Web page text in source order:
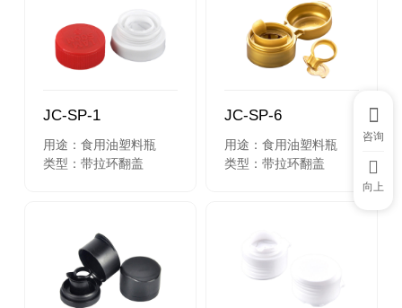
JC-SP-1
用途：食用油塑料瓶
类型：带拉环翻盖
JC-SP-6
用途：食用油塑料瓶
类型：带拉环翻盖
咨询
向上